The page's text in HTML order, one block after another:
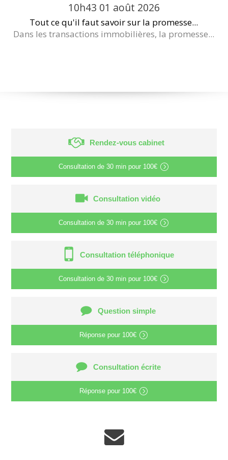
10h43 01 août 2026
Tout ce qu'il faut savoir sur la promesse...
Dans les transactions immobilières, la promesse...
Rendez-vous cabinet
Consultation de 30 min pour 100€
Consultation vidéo
Consultation de 30 min pour 100€
Consultation téléphonique
Consultation de 30 min pour 100€
Question simple
Réponse pour 100€
Consultation écrite
Réponse pour 100€